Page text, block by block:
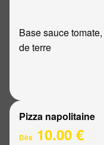
Base sauce
de terre
Pizza napolitaine
Dès 10.00 €